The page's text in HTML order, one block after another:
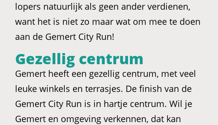
lopers natuurlijk als geen ander verdienen,
want het is niet zo maar wat om mee te doen
aan de Gemert City Run!
Gezellig centrum
Gemert heeft een gezellig centrum, met veel
leuke winkels en terrasjes. De finish van de
Gemert City Run is in hartje centrum. Wil je
Gemert en omgeving verkennen, dat kan